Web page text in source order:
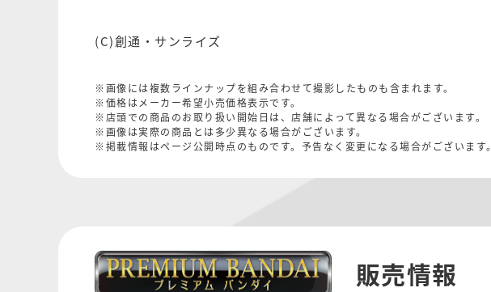
(C)創通・サンライズ
※画像には複数ラインナップを組み合わせて撮影したものも含まれます。
※価格はメーカー希望小売価格表示です。
※店頭での商品のお取り扱い開始日は、店舗によって異なる場合がございます。
※画像は実際の商品とは多少異なる場合がございます。
※掲載情報はページ公開時点のものです。予告なく変更になる場合がございます。
販売情報